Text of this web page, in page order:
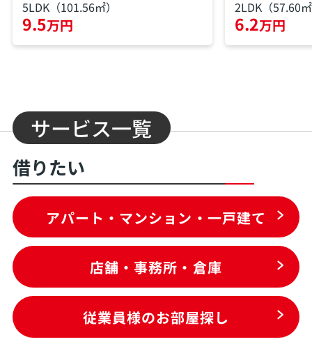
5LDK（101.56㎡）
9.5万円
2LDK（57.60
6.2万円
サービス一覧
借りたい
アパート・マンション・一戸建て
店舗・事務所・倉庫
従業員様のお部屋探し